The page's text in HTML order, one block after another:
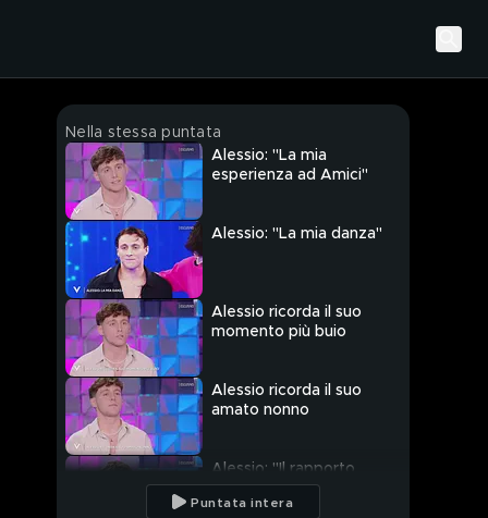
Nella stessa puntata
Alessio: "La mia
esperienza ad Amici"
Alessio: "La mia danza"
Alessio ricorda il suo
momento più buio
Alessio ricorda il suo
amato nonno
Alessio: "Il rapporto
speciale con mio
fratello"
Puntata intera